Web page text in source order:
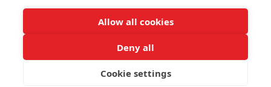
In English
Dataskyddspolicy
Allow all cookies
Deny all
Cookie settings